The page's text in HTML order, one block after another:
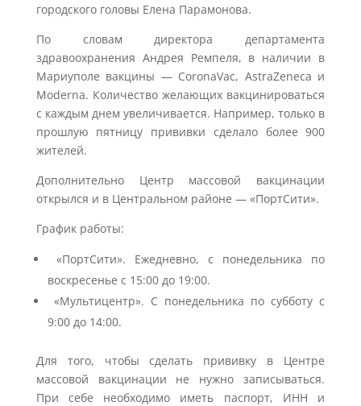
городского головы Елена Парамонова.
По словам директора департамента
здравоохранения Андрея Ремпеля, в наличии в
Мариуполе вакцины — CoronaVac, AstraZeneca и
Moderna. Количество желающих вакцинироваться
с каждым днем ​​увеличивается. Например, только в
прошлую пятницу прививки сделало более 900
жителей.
Дополнительно Центр массовой вакцинации
открылся и в Центральном районе — «ПортСити».
График работы:
«ПортСити». Ежедневно, с понедельника по
воскресенье с 15:00 до 19:00.
«Мультицентр». С понедельника по субботу с
9:00 до 14:00.
Для того, чтобы сделать прививку в Центре
массовой вакцинации не нужно записываться.
При себе необходимо иметь паспорт, ИНН и